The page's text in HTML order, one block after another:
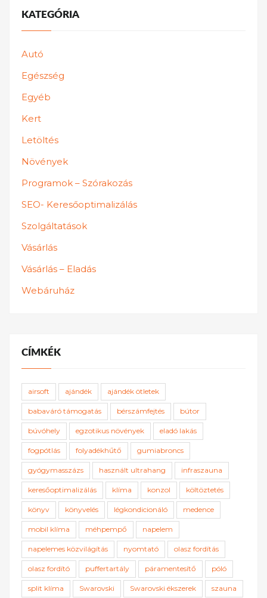
KATEGÓRIA
Autó
Egészség
Egyéb
Kert
Letöltés
Növények
Programok – Szórakozás
SEO- Keresőoptimalizálás
Szolgáltatások
Vásárlás
Vásárlás – Eladás
Webáruház
CÍMKÉK
airsoft ajándék ajándék ötletek
babaváró támogatás bérszámfejtés bútor
búvóhely egzotikus növények eladó lakás
fogpótlás folyadékhűtő gumiabroncs
gyógymasszázs használt ultrahang infraszauna
keresőoptimalizálás klíma konzol költöztetés
könyv könyvelés légkondicionáló medence
mobil klíma méhpempő napelem
napelemes közvilágítás nyomtató olasz fordítás
olasz fordító puffertartály páramentesítő póló
split klíma Swarovski Swarovski ékszerek szauna